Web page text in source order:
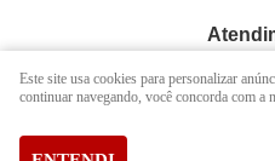
(12)
(12)
Este site usa cookies para personalizar
continuar navegando, você concorda com a